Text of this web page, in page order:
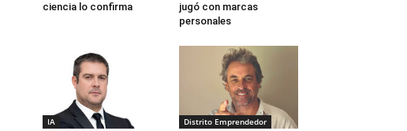
ciencia lo confirma
jugó con marcas
personales
IA Distrito Emprendedor